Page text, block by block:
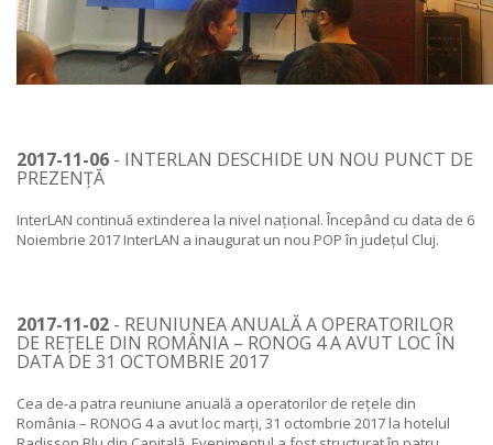
2017-11-06 - INTERLAN DESCHIDE UN NOU PUNCT DE
PREZENȚĂ
InterLAN continuă extinderea la nivel național. Începând cu data de 6
Noiembrie 2017 InterLAN a inaugurat un nou POP în județul Cluj.
2017-11-02 - REUNIUNEA ANUALĂ A OPERATORILOR
DE REȚELE DIN ROMÂNIA – RONOG 4 A AVUT LOC ÎN
DATA DE 31 OCTOMBRIE 2017
Cea de-a patra reuniune anuală a operatorilor de rețele din
România – RONOG 4 a avut loc marți, 31 octombrie 2017 la hotelul